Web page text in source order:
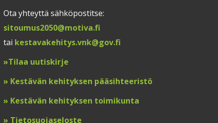
Ota yhteyttä sähköpostitse:
sitoumus2050@motiva.fi
tai kestavakehitys.vnk@gov.fi
»Tilaa uutiskirje
» Kestävän kehityksen pääsihteeristö
» Kestävän kehityksen toimikunta
» Tietosuojaseloste